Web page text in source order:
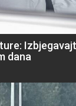
dana